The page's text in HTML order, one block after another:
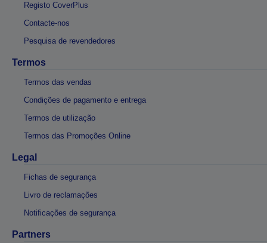
Registo CoverPlus
Contacte-nos
Pesquisa de revendedores
Termos
Termos das vendas
Condições de pagamento e entrega
Termos de utilização
Termos das Promoções Online
Legal
Fichas de segurança
Livro de reclamações
Notificações de segurança
Partners